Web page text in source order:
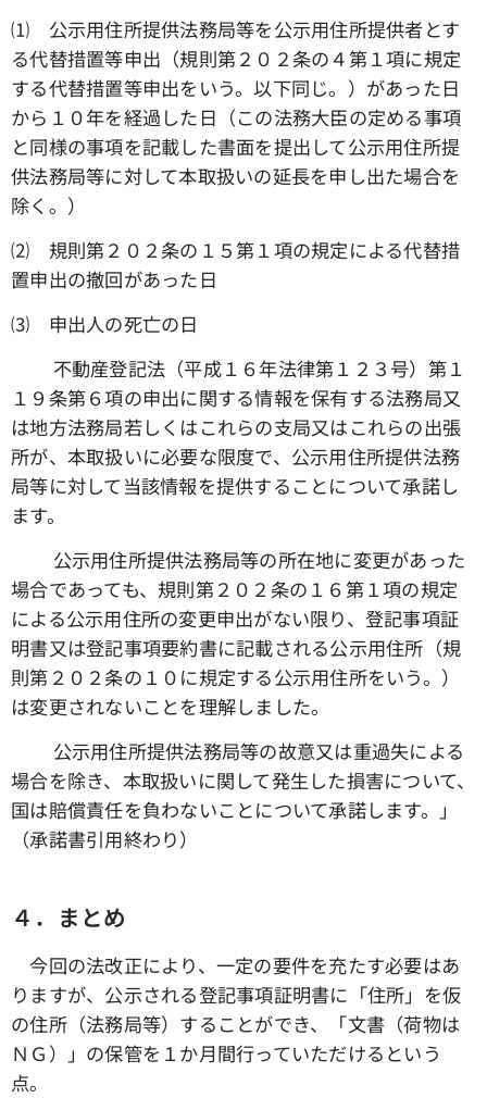
⑴ 公示用住所提供法務局等を公示用住所提供者とす
る代替措置等申出（規則第２０２条の４第１項に規定
する代替措置等申出をいう。以下同じ。）があった日
から１０年を経過した日（この法務大臣の定める事項
と同様の事項を記載した書面を提出して公示用住所提
供法務局等に対して本取扱いの延長を申し出た場合を
除く。）
⑵ 規則第２０２条の１５第１項の規定による代替措
置申出の撤回があった日
⑶ 申出人の死亡の日
☑ 不動産登記法（平成１６年法律第１２３号）第１
１９条第６項の申出に関する情報を保有する法務局又
は地方法務局若しくはこれらの支局又はこれらの出張
所が、本取扱いに必要な限度で、公示用住所提供法務
局等に対して当該情報を提供することについて承諾し
ます。
☑ 公示用住所提供法務局等の所在地に変更があった
場合であっても、規則第２０２条の１６第１項の規定
による公示用住所の変更申出がない限り、登記事項証
明書又は登記事項要約書に記載される公示用住所（規
則第２０２条の１０に規定する公示用住所をいう。）
は変更されないことを理解しました。
☑ 公示用住所提供法務局等の故意又は重過失による
場合を除き、本取扱いに関して発生した損害について、
国は賠償責任を負わないことについて承諾します。」
（承諾書引用終わり）
４．まとめ
今回の法改正により、一定の要件を充たす必要はあ
りますが、公示される登記事項証明書に「住所」を仮
の住所（法務局等）することができ、「文書（荷物は
ＮＧ）」の保管を１か月間行っていただけるという
点。